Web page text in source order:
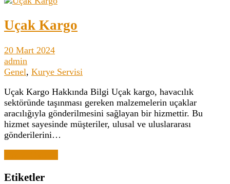
Uçak Kargo
20 Mart 2024
admin
Genel, Kurye Servisi
Uçak Kargo Hakkında Bilgi Uçak kargo, havacılık
sektöründe taşınması gereken malzemelerin uçaklar
aracılığıyla gönderilmesini sağlayan bir hizmettir. Bu
hizmet sayesinde müşteriler, ulusal ve uluslararası
gönderilerini…
Etiketler